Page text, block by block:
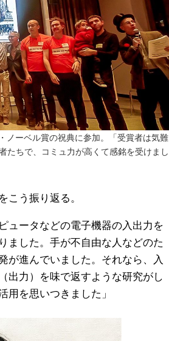
ノーベル賞の祝典に参加。「受賞者は気難
たちで、コミュ力が高くて感銘を受けまし
う振り返る。
ュータなどの電子機器の入出力を
ました。手が不自由な人などのた
が進んでいました。それなら、入
出力）を味で返すような研究がし
を思いつきました」